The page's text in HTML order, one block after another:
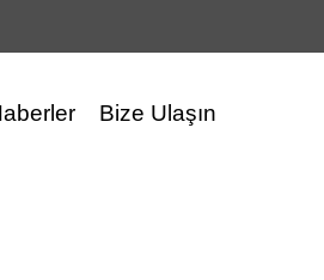
Bize Ulaşın